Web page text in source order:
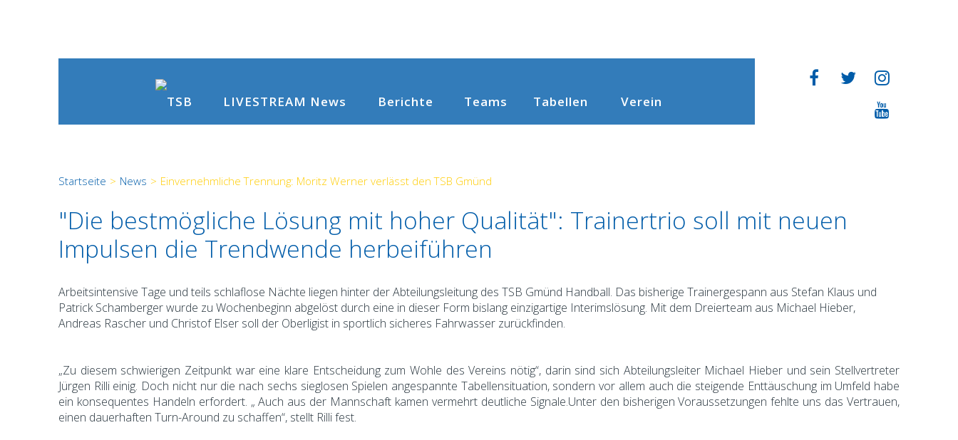
LIVESTREAM News Berichte Teams Tabellen Verein
Startseite > News > Einvernehmliche Trennung: Moritz Werner verlässt den TSB Gmünd
"Die bestmögliche Lösung mit hoher Qualität": Trainertrio soll mit neuen
Impulsen die Trendwende herbeiführen
Arbeitsintensive Tage und teils schlaflose Nächte liegen hinter der Abteilungsleitung des TSB Gmünd Handball. Das bisherige Trainergespann aus Stefan Klaus und
Patrick Schamberger wurde zu Wochenbeginn abgelöst durch eine in dieser Form bislang einzigartige Interimslösung. Mit dem Dreierteam aus Michael Hieber,
Andreas Rascher und Christof Elser soll der Oberligist in sportlich sicheres Fahrwasser zurückfinden.
„Zu diesem schwierigen Zeitpunkt war eine klare Entscheidung zum Wohle des Vereins nötig“, darin sind sich Abteilungsleiter Michael Hieber und sein Stellvertreter
Jürgen Rilli einig. Doch nicht nur die nach sechs sieglosen Spielen angespannte Tabellensituation, sondern vor allem auch die steigende Enttäuschung im Umfeld habe
ein konsequentes Handeln erfordert. „ Auch aus der Mannschaft kamen vermehrt deutliche Signale.Unter den bisherigen Voraussetzungen fehlte uns das Vertrauen,
einen dauerhaften Turn-Around zu schaffen“, stellt Rilli fest.